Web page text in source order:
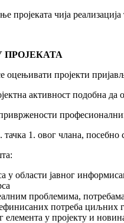
пројеката чија
ПРОЈЕКАТА
оцењивати пројекти
активност подобна
1. овог члана, посебно
у области јавног
проблемима,
потреба циљних
елемента у пројекту и